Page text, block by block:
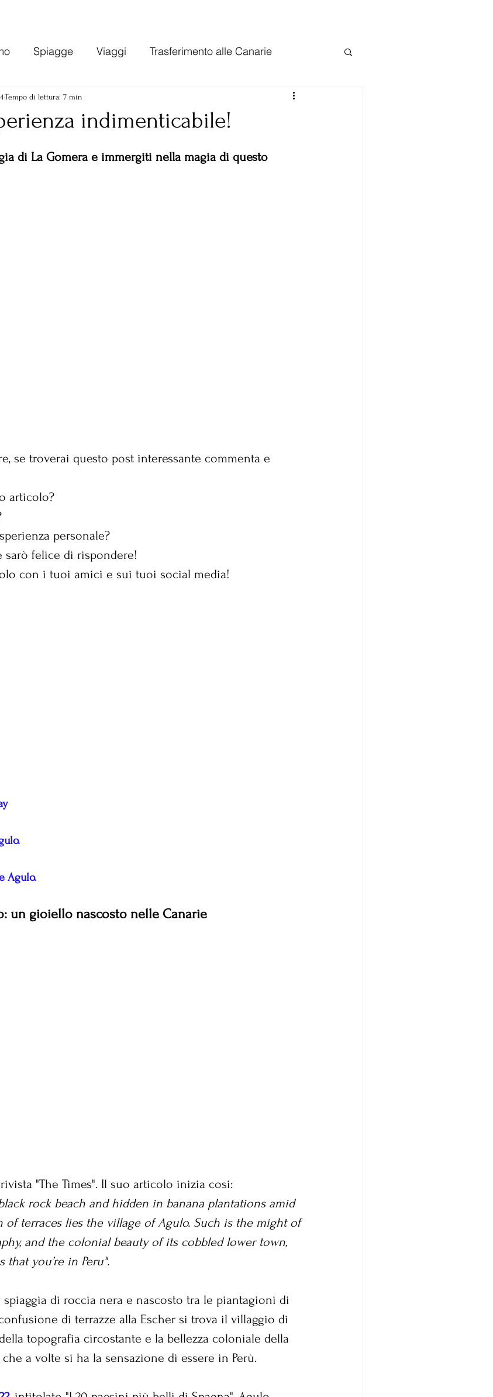
Spiagge Viaggi Trasferimento alle Canarie
Varie Tenerife
indimenticabile!
Tempo di lettura: 7 min
di La Gomera e immergiti nella magia di questo
se troverai questo post interessante commenta e
articolo?
personale?
felice di rispondere!
con i tuoi amici e sui tuoi social media!
Agulo.
un gioiello nascosto nelle Canarie
"The Times". Il suo articolo inizia cosi:
rock beach and hidden in banana plantations amid
of terraces lies the village of Agulo. Such is the might of
and the colonial beauty of its cobbled lower town,
you’re in Peru".
di roccia nera e nascosto tra le piantagioni di
di terrazze alla Escher si trova il villaggio di
topografia circostante e la bellezza coloniale della
a volte si ha la sensazione di essere in Perù.